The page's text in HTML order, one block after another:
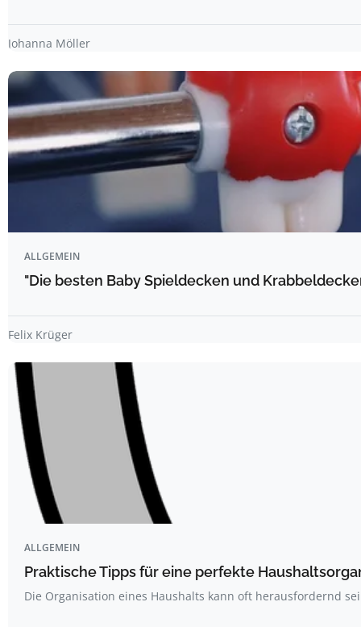
Johanna Möller
ALLGEMEIN
"Die besten Baby Spieldecken und
Felix Krüger
ALLGEMEIN
Praktische Tipps für eine perfekte
Die Organisation eines Haushalts kann oft herausfordernd